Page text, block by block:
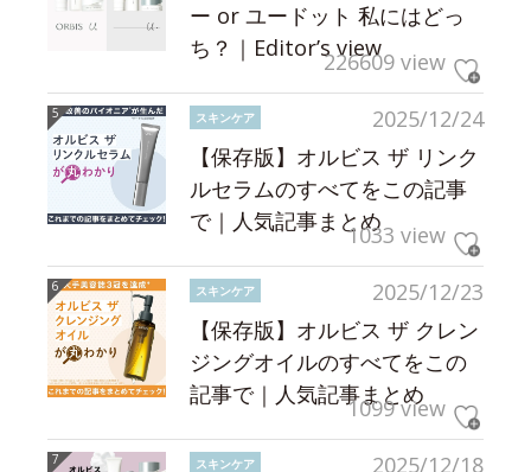
ー or ユードット 私にはどっ
ち？｜Editor’s view226609 view
2025/12/24
スキンケア
【保存版】オルビス ザ リンク
ルセラムのすべてをこの記事
で｜人気記事まとめ1033 view
2025/12/23
スキンケア
【保存版】オルビス ザ クレン
ジングオイルのすべてをこの
記事で｜人気記事まとめ
1099 view
2025/12/18
スキンケア